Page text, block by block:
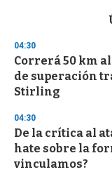
d
s
o
f
3
s
e
c
o
n
04:30
Correrá 50 km
de superación
Stirling
04:30
De la crítica al
hate sobre la
vinculamos?